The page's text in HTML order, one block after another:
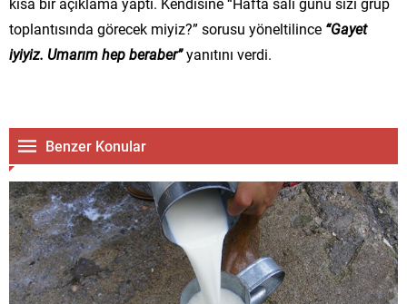
toplantısında görecek miyiz?” sorusu yöneltilince “Gayet
iyiyiz. Umarım hep beraber”yanıtını verdi.
Benzer Konular